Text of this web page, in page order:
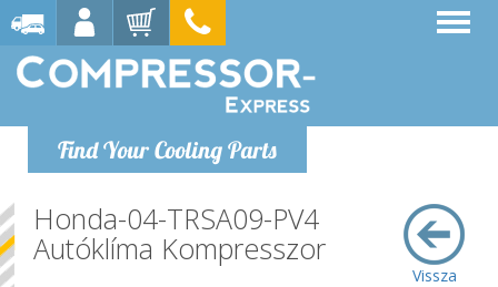
Find Your Cooling Parts
Vissza
Honda-04-TRSA09-PV4
Autóklíma Kompresszor